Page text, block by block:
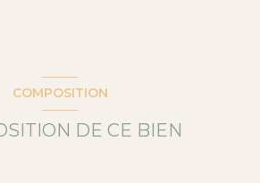
COMPOSITION
DE CE BIEN